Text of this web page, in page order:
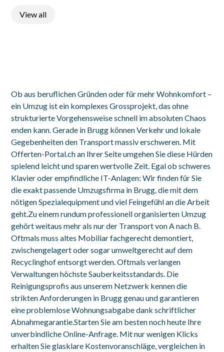
View all
Ob aus beruflichen Gründen oder für mehr Wohnkomfort –
ein Umzug ist ein komplexes Grossprojekt, das ohne
strukturierte Vorgehensweise schnell im absoluten Chaos
enden kann. Gerade in Brugg können Verkehr und lokale
Gegebenheiten den Transport massiv erschweren. Mit
Offerten-Portal.ch an Ihrer Seite umgehen Sie diese Hürden
spielend leicht und sparen wertvolle Zeit. Egal ob schweres
Klavier oder empfindliche IT-Anlagen: Wir finden für Sie
die exakt passende Umzugsfirma in Brugg, die mit dem
nötigen Spezialequipment und viel Feingefühl an die Arbeit
geht.Zu einem rundum professionell organisierten Umzug
gehört weitaus mehr als nur der Transport von A nach B.
Oftmals muss altes Mobiliar fachgerecht demontiert,
zwischengelagert oder sogar umweltgerecht auf dem
Recyclinghof entsorgt werden. Oftmals verlangen
Verwaltungen höchste Sauberkeitsstandards. Die
Reinigungsprofis aus unserem Netzwerk kennen die
strikten Anforderungen in Brugg genau und garantieren
eine problemlose Wohnungsabgabe dank schriftlicher
Abnahmegarantie.Starten Sie am besten noch heute Ihre
unverbindliche Online-Anfrage. Mit nur wenigen Klicks
erhalten Sie glasklare Kostenvoranschläge, vergleichen in